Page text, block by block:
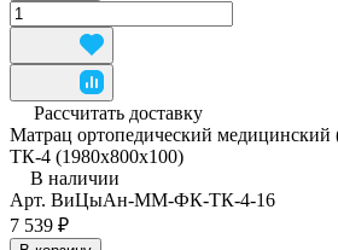
Рассчитать доставку
Матрац ортопедический
ТК-4 (1980x800x100)
В наличии
Арт. ВиЦыАн-ММ-ФК-ТК-4-16
7 539 ₽